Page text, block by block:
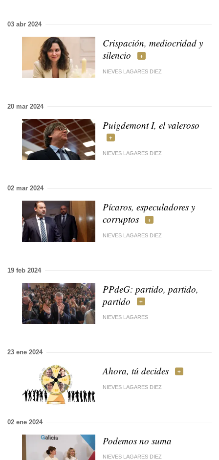
03 abr 2024
Crispación, mediocridad y
silencio
NIEVES LAGARES DIEZ
20 mar 2024
Puigdemont I, el valeroso
NIEVES LAGARES DIEZ
02 mar 2024
Pícaros, especuladores y
corruptos
NIEVES LAGARES DIEZ
19 feb 2024
PPdeG: partido, partido,
partido
NIEVES LAGARES
23 ene 2024
Ahora, tú decides
NIEVES LAGARES DIEZ
02 ene 2024
Podemos no suma
NIEVES LAGARES DIEZ